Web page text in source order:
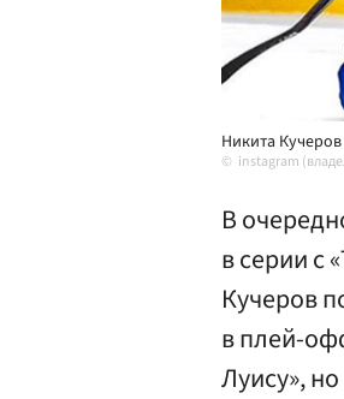
Никита Кучеров
instagram
В
в серии с
Кучеров
в плей-
Луису»,